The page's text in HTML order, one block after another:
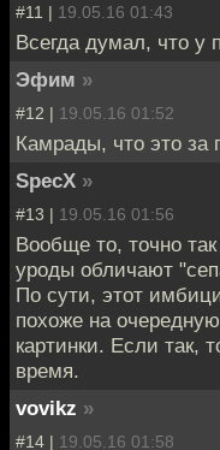
#11 | 19.05.16 01:43
Всегда думал, что у
Эфим »
#12 | 19.05.16 01:52
Камрады, что это за
SpecX »
#13 | 19.05.16 01:56
Вообще то, точно
уроды обличают
По сути, этот
похоже на
картинки. Если так,
время.
vovikz »
#14 | 19.05.16 01:58